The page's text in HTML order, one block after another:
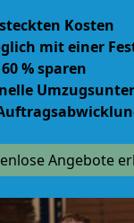
Kosten
mit einer
% sparen
Angebote